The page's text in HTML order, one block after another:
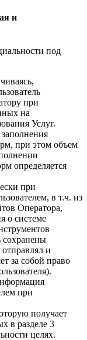
и
под
при
на
Услуг.
при этом объем
определяется
при
в т.ч. из
Оператора,
о системе
сохранены
и
за собой право
при
получает
в разделе 3
целях.